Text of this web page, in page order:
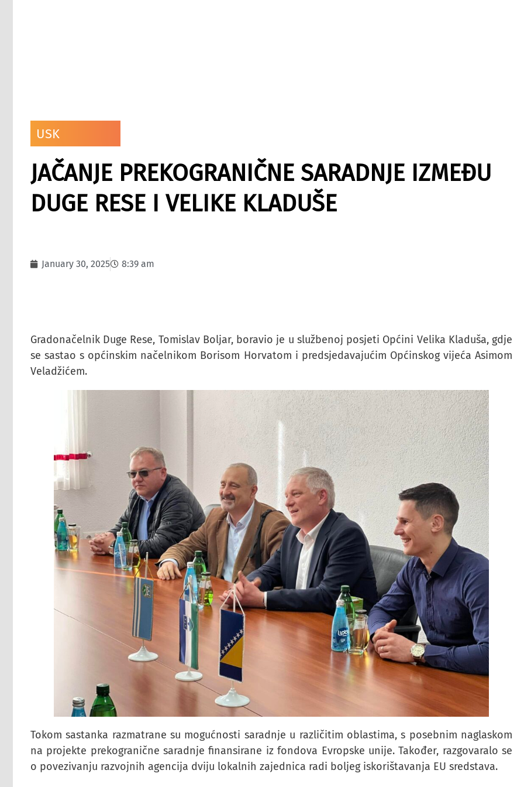
USK
JAČANJE PREKOGRANIČNE SARADNJE IZMEĐU
DUGE RESE I VELIKE KLADUŠE
January 30, 2025 8:39 am
Gradonačelnik Duge Rese, Tomislav Boljar, boravio je u službenoj posjeti Općini Velika Kladuša, gdje
se sastao s općinskim načelnikom Borisom Horvatom i predsjedavajućim Općinskog vijeća Asimom
Veladžićem.
Tokom sastanka razmatrane su mogućnosti saradnje u različitim oblastima, s posebnim naglaskom
na projekte prekogranične saradnje finansirane iz fondova Evropske unije. Također, razgovaralo se
o povezivanju razvojnih agencija dviju lokalnih zajednica radi boljeg iskorištavanja EU sredstava.